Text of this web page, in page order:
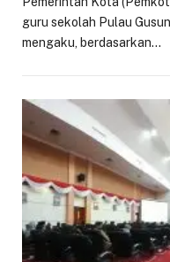
guru sekolah Pulau
mengaku, berdasarkan…